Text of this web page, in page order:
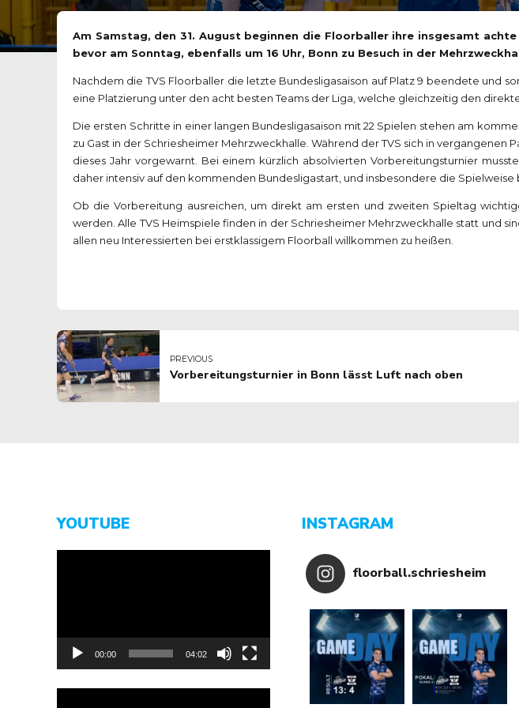
Am Samstag, den 31. August beginnen die Floorballer ihre insgesamt
bevor am Sonntag, ebenfalls um 16 Uhr, Bonn zu Besuch in der
Nachdem die TVS Floorballer die letzte Bundesligasaison auf Platz 9 beendete und
eine Platzierung unter den acht besten Teams der Liga, welche gleichzeitig den
Die ersten Schritte in einer langen Bundesligasaison mit 22 Spielen stehen am
zu Gast in der Schriesheimer Mehrzweckhalle. Während der TVS sich in
dieses Jahr vorgewarnt. Bei einem kürzlich absolvierten Vorbereitungsturnier
daher intensiv auf den kommenden Bundesligastart, und insbesondere die Spielweise
Ob die Vorbereitung ausreichen, um direkt am ersten und zweiten Spieltag
werden. Alle TVS Heimspiele finden in der Schriesheimer Mehrzweckhalle statt und
allen neu Interessierten bei erstklassigem Floorball willkommen zu heißen.
PREVIOUS
Vorbereitungsturnier in Bonn lässt Luft nach oben
YOUTUBE
00:00 04:02
INSTAGRAM
floorball.schriesheim